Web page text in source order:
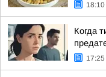
18:10
Когда
17:25